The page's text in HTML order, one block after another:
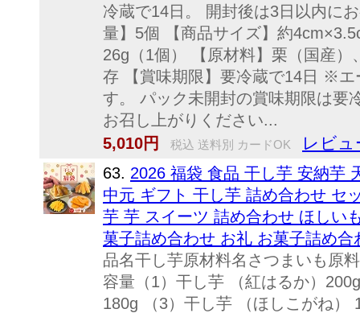
冷蔵で14日。 開封後は3日以内に
量】5個 【商品サイズ】約
26g（1個） 【原材料】栗（国産
存 【賞味期限】要冷蔵で14日 ※
す。 パック未開封の賞味期限は要
お召し上がりください...
5,010円
税込 送料別 カードOK レビュ
63. 2026 福袋 食品 干し芋 安納芋
中元 ギフト 干し芋 詰め合わせ セ
芋 芋 スイーツ 詰め合わせ ほしい
菓子詰め合わせ お礼 お菓子詰め
品名干し芋原材料名さつまいも原
容量（1）干し芋 （紅はるか）
180g （3）干し芋 （ほしこがね）